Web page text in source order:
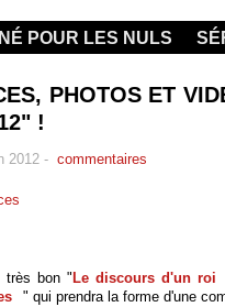
POUR LES NULS
PHOTOS ET
!
2012 - commentaires
très bon "Le discours d'un roi
" qui prendra la forme d'une